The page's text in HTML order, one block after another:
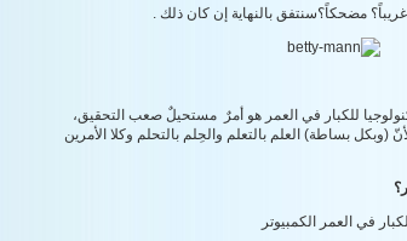
مضحكاً؟سنتفق بالنهاية إن كان ذلك .
للكبار في العمر هو أمرٌ مستحيلٌ صعب التحقيق،
بساطة) العلم بالتعلم والحِلم بالتحلم وكلا الأمرين
في العمر الكمبيوتر